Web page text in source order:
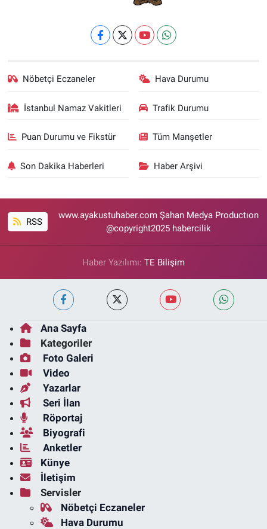
Nöbetçi Eczaneler Hava Durumu
İstanbul Namaz Vakitleri Trafik Durumu
Puan Durumu ve Fikstür Tüm Manşetler
Son Dakika Haberleri Haber Arşivi
RSS
www.ayakustuhaber.com Şahan Medya Productıon
@copyright2025 habercilik
Haber Yazılımı: TE Bilişim
Ana Sayfa
Kategoriler
Foto Galeri
Video
Yazarlar
Seri İlan
Röportaj
Biyografi
Anketler
Künye
İletişim
Servisler
Nöbetçi Eczaneler
Hava Durumu